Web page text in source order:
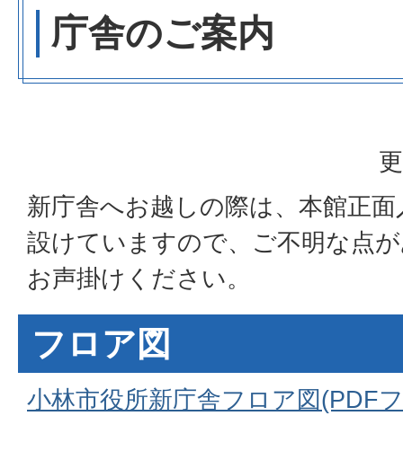
庁舎のご案内
新庁舎へお越しの際は、本館正
設けていますので、ご不明な点
お声掛けください。
フロア図
小林市役所新庁舎フロア図(PDF